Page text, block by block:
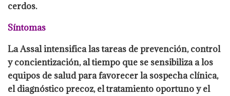
cerdos.
Síntomas
La Assal intensifica las tareas de prevención, control
y concientización, al tiempo que se sensibiliza a los
equipos de salud para favorecer la sospecha clínica,
el diagnóstico precoz, el tratamiento oportuno y el